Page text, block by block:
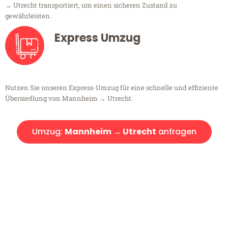
→ Utrecht transportiert, um einen sicheren Zustand zu
gewährleisten.
Express Umzug
Nutzen Sie unseren Express-Umzug für eine schnelle und effiziente
Übersiedlung von Mannheim → Utrecht.
Umzug: Mannheim → Utrecht anfragen